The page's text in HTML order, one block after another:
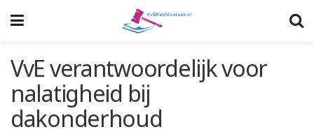
VvE verantwoordelijk voor
nalatigheid bij
dakonderhoud